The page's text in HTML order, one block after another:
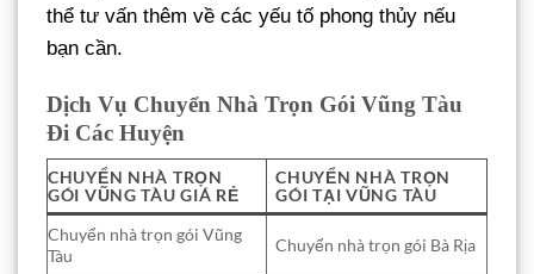
thể tư vấn thêm về các yếu tố phong thủy nếu
bạn cần.
Dịch Vụ Chuyển Nhà Trọn Gói Vũng Tàu
Đi Các Huyện
CHUYỂN NHÀ TRỌN
GÓI VŨNG TÀU GIÁ RẺ
CHUYỂN NHÀ TRỌN
GÓI TẠI VŨNG TÀU
Chuyển nhà trọn gói Vũng
Tàu
Chuyển nhà trọn gói Bà Rịa